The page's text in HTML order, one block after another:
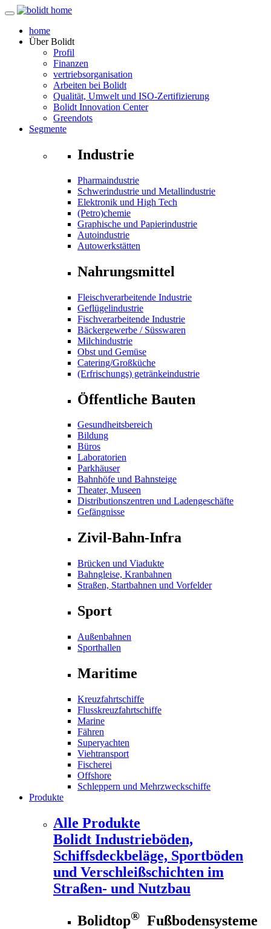
home
ÜberBolidt
Profil
Finanzen
vertriebsorganisation
Arbeiten bei Bolidt
Qualität, Umwelt und ISO-Zertifizierung
Bolidt Innovation Center
Greendots
Segmente
Industrie
Pharmaindustrie
Schwerindustrie und Metallindustrie
Elektronik und High Tech
(Petro)chemie
Graphische und Papierindustrie
Autoindustrie
Autowerkstätten
Nahrungsmittel
Fleischverarbeitende Industrie
Geflügelindustrie
Fischverarbeitende Industrie
Bäckergewerbe / Süsswaren
Milchindustrie
Obst und Gemüse
Catering/Großküche
(Erfrischungs) getränkeindustrie
Öffentliche Bauten
Gesundheitsbereich
Bildung
Büros
Laboratorien
Parkhäuser
Bahnhöfe und Bahnsteige
Theater, Museen
Distributionszentren und Ladengeschäfte
Gefängnisse
Zivil-Bahn-Infra
Brücken und Viadukte
Bahngleise, Kranbahnen
Straßen, Startbahnen und Vorfelder
Sport
Außenbahnen
Sporthallen
Maritime
Kreuzfahrtschiffe
Flusskreuzfahrtschiffe
Marine
Fähren
Superyachten
Viehtransport
Fischerei
Offshore
Schleppern und Mehrzweckschiffe
Produkte
Alle Produkte
Bolidt Industrieböden,
Schiffsdeckbeläge, Sportböden
und Verschleißschichten im
Straßen- und Nutzbau
Bolidtop® Fußbodensysteme